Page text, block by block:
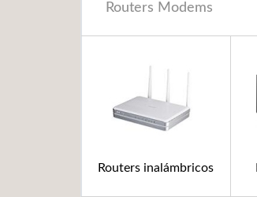
Routers Modems
Routers inalámbricos